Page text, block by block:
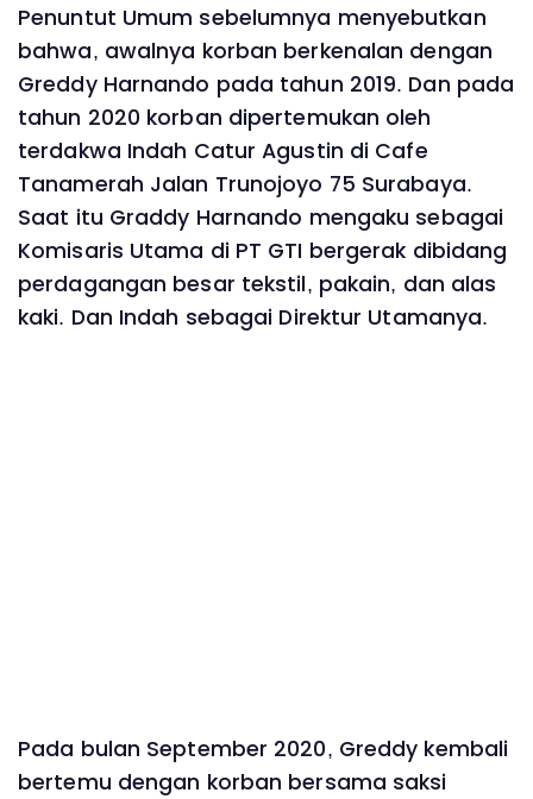
Penuntut Umum sebelumnya menyebutkan
bahwa, awalnya korban berkenalan dengan
Greddy Harnando pada tahun 2019. Dan pada
tahun 2020 korban dipertemukan oleh
terdakwa Indah Catur Agustin di Cafe
Tanamerah Jalan Trunojoyo 75 Surabaya.
Saat itu Graddy Harnando mengaku sebagai
Komisaris Utama di PT GTI bergerak dibidang
perdagangan besar tekstil, pakain, dan alas
kaki. Dan Indah sebagai Direktur Utamanya.
Pada bulan September 2020, Greddy kembali
bertemu dengan korban bersama saksi